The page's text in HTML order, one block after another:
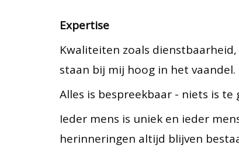
Expertise
Kwaliteiten zoals
staan bij mij hoog in het
Alles is bespreekbaar - niets is te
Ieder mens is uniek en ieder
herinneringen altijd blijven